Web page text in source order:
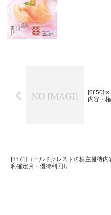
[8850]
内容・
[8871]ゴールドクレストの株主優待内
利確定月・優待利回り